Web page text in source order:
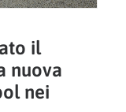
il
nuova
nei